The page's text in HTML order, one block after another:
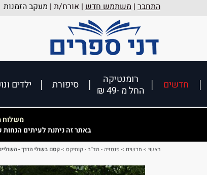
התחבר | משתמש חדש | אורח/ת | מעקב הזמנות
חדשים
רומנטיקה
החל מ -49 ₪
סיפורת ילדים
משלוח
באתר זה ניתנת לעיתים
ראשי > חדשים > פנטזיה - מד''ב - קומיקס >קסם בשולי הדרך - השוליים 1 - אילונה